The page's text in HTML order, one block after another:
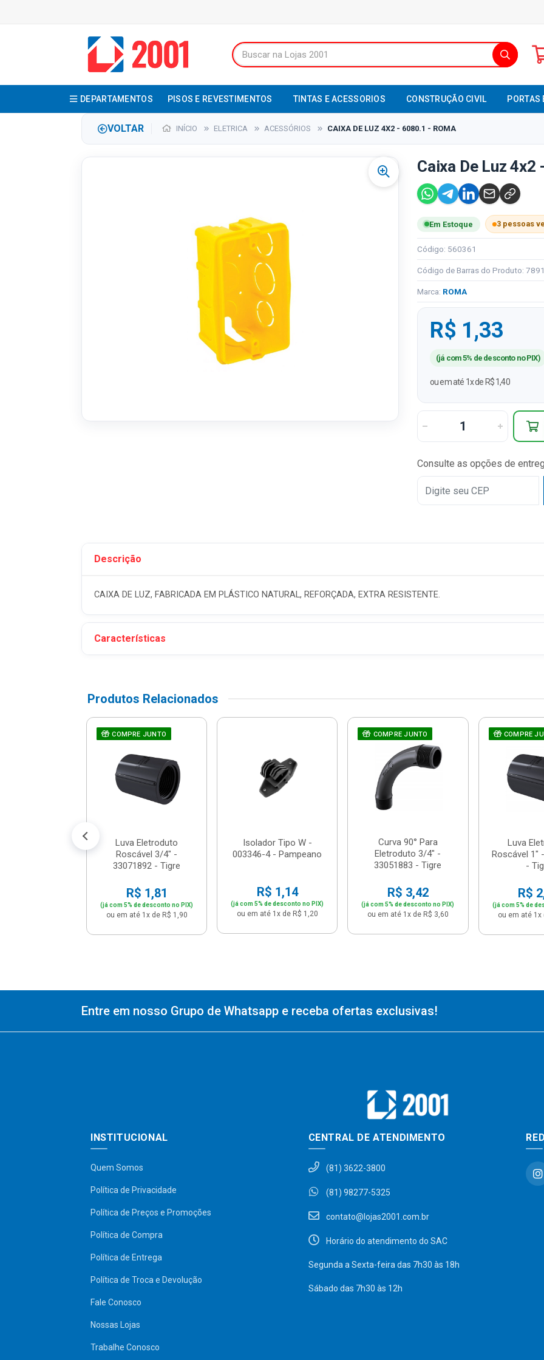
DEPARTAMENTOS PISOS E REVESTIMENTOS TINTAS E ACESSORIOS CONSTRUÇÃO CIVIL PORTAS
VOLTAR INÍCIO ELETRICA ACESSÓRIOS CAIXA DE LUZ 4X2 - 6080.1 - ROMA
Caixa De Luz 4x2
Em Estoque 3 pessoas
Código: 560361
Código de Barras do Produto:
Marca: ROMA
R$ 1,33
(já com 5% de desconto no PIX)
ou em até 1x de R$ 1,40
Consulte as opções de
Descrição
CAIXA DE LUZ, FABRICADA EM PLÁSTICO NATURAL, REFORÇADA, EXTRA RESISTENTE.
Características
Produtos Relacionados
COMPRE JUNTO
Luva Eletroduto
Roscável 3/4" -
33071892 - Tigre
R$ 1,81
(já com 5% de desconto no PIX)
ou em até 1x de R$ 1,90
Isolador Tipo W -
003346-4 - Pampeano
R$ 1,14
(já com 5% de desconto no PIX)
ou em até 1x de R$ 1,20
COMPRE JUNTO
Curva 90° Para
Eletroduto 3/4" -
33051883 - Tigre
R$ 3,42
(já com 5% de desconto no PIX)
ou em até 1x de R$ 3,60
COMPRE
Luva
Roscável 1"
-
R$
(já com 5% de
ou em até 1x
Entre em nosso Grupo de Whatsapp e receba ofertas exclusivas!
INSTITUCIONAL
Quem Somos
Política de Privacidade
Política de Preços e Promoções
Política de Compra
Política de Entrega
Política de Troca e Devolução
Fale Conosco
Nossas Lojas
Trabalhe Conosco
CENTRAL DE ATENDIMENTO
(81) 3622-3800
(81) 98277-5325
contato@lojas2001.com.br
Horário do atendimento do SAC
Segunda a Sexta-feira das 7h30 às 18h
Sábado das 7h30 às 12h